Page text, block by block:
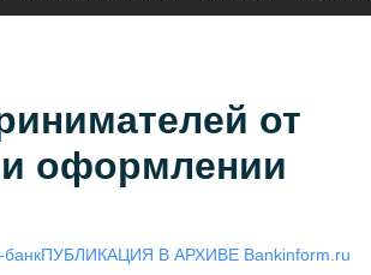
от
оформлении
банкПУБЛИКАЦИЯ В АРХИВЕ Bankinform.ru